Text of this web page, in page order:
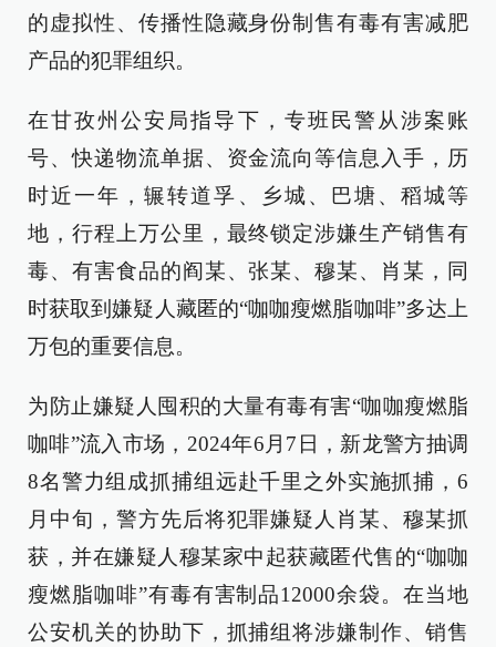
的虚拟性、传播性隐藏身份制售有毒有害减肥
产品的犯罪组织。
在甘孜州公安局指导下，专班民警从涉案账
号、快递物流单据、资金流向等信息入手，历
时近一年，辗转道孚、乡城、巴塘、稻城等
地，行程上万公里，最终锁定涉嫌生产销售有
毒、有害食品的阎某、张某、穆某、肖某，同
时获取到嫌疑人藏匿的“咖咖瘦燃脂咖啡”多达上
万包的重要信息。
为防止嫌疑人囤积的大量有毒有害“咖咖瘦燃脂
咖啡”流入市场，2024年6月7日，新龙警方抽调
8名警力组成抓捕组远赴千里之外实施抓捕，6
月中旬，警方先后将犯罪嫌疑人肖某、穆某抓
获，并在嫌疑人穆某家中起获藏匿代售的“咖咖
瘦燃脂咖啡”有毒有害制品12000余袋。在当地
公安机关的协助下，抓捕组将涉嫌制作、销售